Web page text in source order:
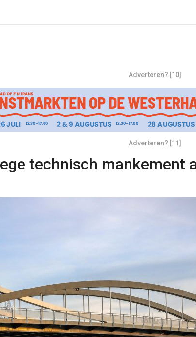
Adverteren? [10]
Adverteren? [11]
technisch mankement